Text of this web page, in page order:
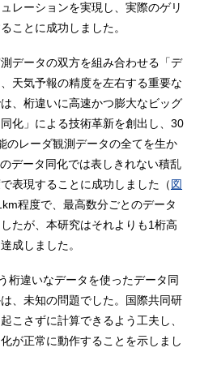
レーションを実現し、実際のゲリ
ことに成功しました。
データの双方を組み合わせる「デ
天気予報の精度を左右する重要な
、桁違いに高速かつ膨大なビッグ
化」による技術革新を創出し、30
のレーダ観測データの全てを生か
データ同化では表しきれない積乱
表現することに成功しました（図
程度で、最高数分ごとのデータ
たが、本研究はそれよりも1桁高
成しました。
桁違いなデータを使ったデータ同
、未知の問題でした。国際共同研
こさずに計算できるよう工夫し、
が正常に動作することを示しまし